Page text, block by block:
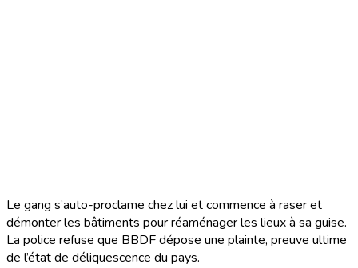
Le gang s’auto-proclame chez lui et commence à raser et
démonter les bâtiments pour réaménager les lieux à sa guise.
La police refuse que BBDF dépose une plainte, preuve ultime
de l’état de déliquescence du pays.